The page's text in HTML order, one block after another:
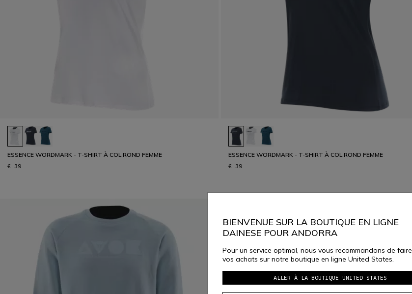
ESSENCE WORDMARK - T-SHIRT À COL ROND FEMME
€ 39
ESSENCE WORDMARK - T-SHIRT À COL ROND FEMME
€ 39
BIENVENUE SUR LA BOUTIQUE EN LIGNE
DAINESE POUR ANDORRA
Pour un service optimal, nous vous recommandons de faire
vos achats sur notre boutique en ligne United States.
ALLER À LA BOUTIQUE UNITED STATES